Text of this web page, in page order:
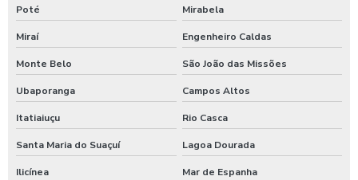
Poté Mirabela
Miraí Engenheiro Caldas
Monte Belo São João das Missões
Ubaporanga Campos Altos
Itatiaiuçu Rio Casca
Santa Maria do Suaçuí Lagoa Dourada
Ilicínea Mar de Espanha